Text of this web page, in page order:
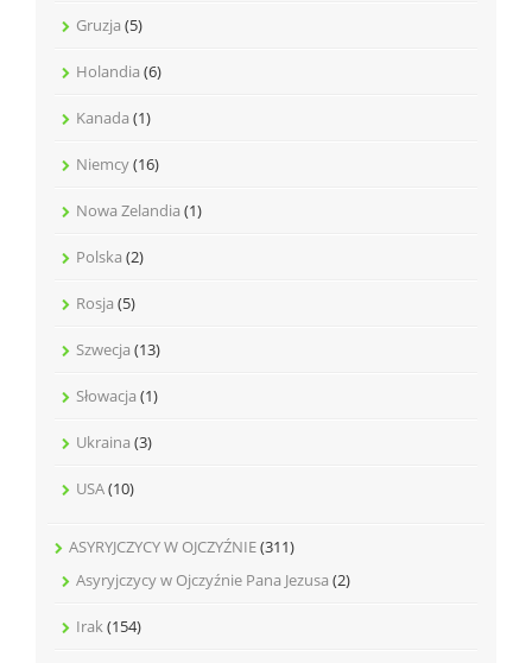
Gruzja (5)
Holandia (6)
Kanada (1)
Niemcy(16)
Nowa Zelandia (1)
Polska (2)
Rosja (5)
Szwecja (13)
Słowacja (1)
Ukraina (3)
USA(10)
ASYRYJCZYCY W OJCZYŹNIE(311)
Asyryjczycy w Ojczyźnie Pana Jezusa (2)
Irak (154)